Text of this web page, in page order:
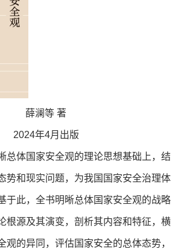
薛澜等 著
2024年4月出版
体国家安全观的理论思想基础上，结
势和现实问题，为我国国家安全治理体
于此，全书明晰总体国家安全观的战略
根源及其演变，剖析其内容和特征，横
观的异同，评估国家安全的总体态势，